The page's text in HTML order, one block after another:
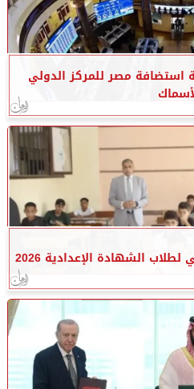
استضافة مصر للمركز الدولي
الشهادة الإعدادية 2026